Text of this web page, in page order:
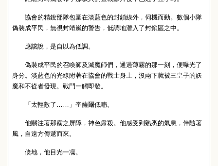
協會的精銳部隊包圍在淡藍色的封鎖線外，伺機而動。數個小隊
偽裝成平民，無視封靖嵐的警告，低調地潛入了封鎖區之中。
應該說，是自以為低調。
偽裝成平民的召喚師及滅魔師們，通過薄霧的那一刻，便曝光了
身分。淡藍色的光線附著在協會的戰士身上，沒兩下就被三皇子的妖
魔和不從者發現。戰鬥一觸即發。
「太輕敵了……」奎薩爾低喃。
他關注著那霧之屏障，神色肅殺。他感受到熟悉的氣息，伴隨著
風，自遠方傳遞而來。
倏地，他目光一凜。